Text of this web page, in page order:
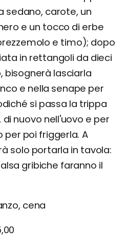
sedano, carote, un
e un tocco di erbe
e timo); dopo
in rettangoli da dieci
bisognerà lasciarla
e nella senape per
si passa la trippa
nuovo nell'uovo e per
poi friggerla. A
solo portarla in tavola:
gribiche faranno il
cena